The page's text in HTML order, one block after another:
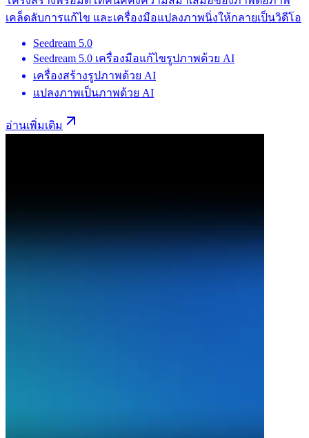
เคล็ดลับการแก้ไข และเครื่องมือแปลงภาพนิ่งให้กลายเป็นวิดีโอ
Seedream 5.0
Seedream 5.0 เครื่องมือแก้ไขรูปภาพด้วย AI
เครื่องสร้างรูปภาพด้วย AI
แปลงภาพเป็นภาพด้วย AI
อ่านเพิ่มเติม